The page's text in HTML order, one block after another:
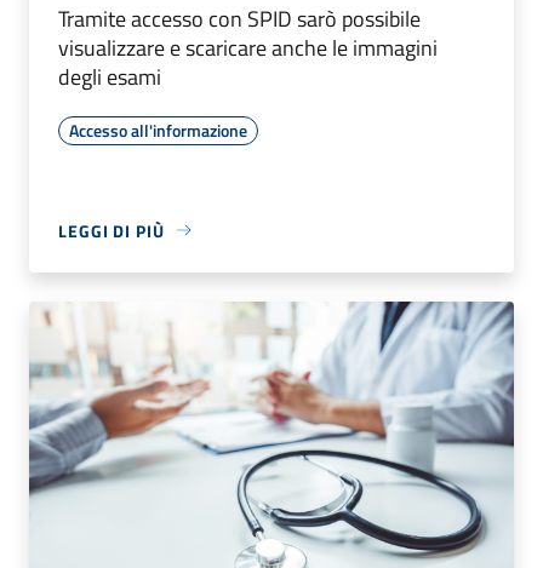
Tramite accesso con SPID sarò possibile
visualizzare e scaricare anche le immagini
degli esami
Accesso all'informazione
LEGGI DI PIÙ